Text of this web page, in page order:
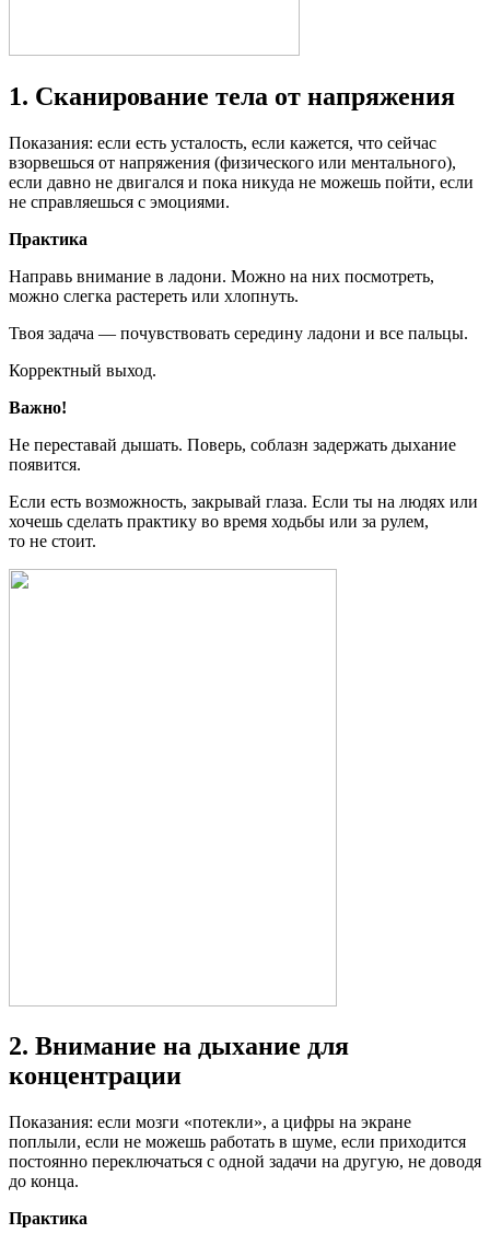
1. Сканирование тела от напряжения
Показания: если есть усталость, если кажется, что сейчас
взорвешься от напряжения (физического или ментального),
если давно не двигался и пока никуда не можешь пойти, если
не справляешься с эмоциями.
Практика
Направь внимание в ладони. Можно на них посмотреть,
можно слегка растереть или хлопнуть.
Твоя задача — почувствовать середину ладони и все пальцы.
Корректный выход.
Важно!
Не переставай дышать. Поверь, соблазн задержать дыхание
появится.
Если есть возможность, закрывай глаза. Если ты на людях или
хочешь сделать практику во время ходьбы или за рулем,
то не стоит.
2. Внимание на дыхание для
концентрации
Показания: если мозги «потекли», а цифры на экране
поплыли, если не можешь работать в шуме, если приходится
постоянно переключаться с одной задачи на другую, не доводя
до конца.
Практика